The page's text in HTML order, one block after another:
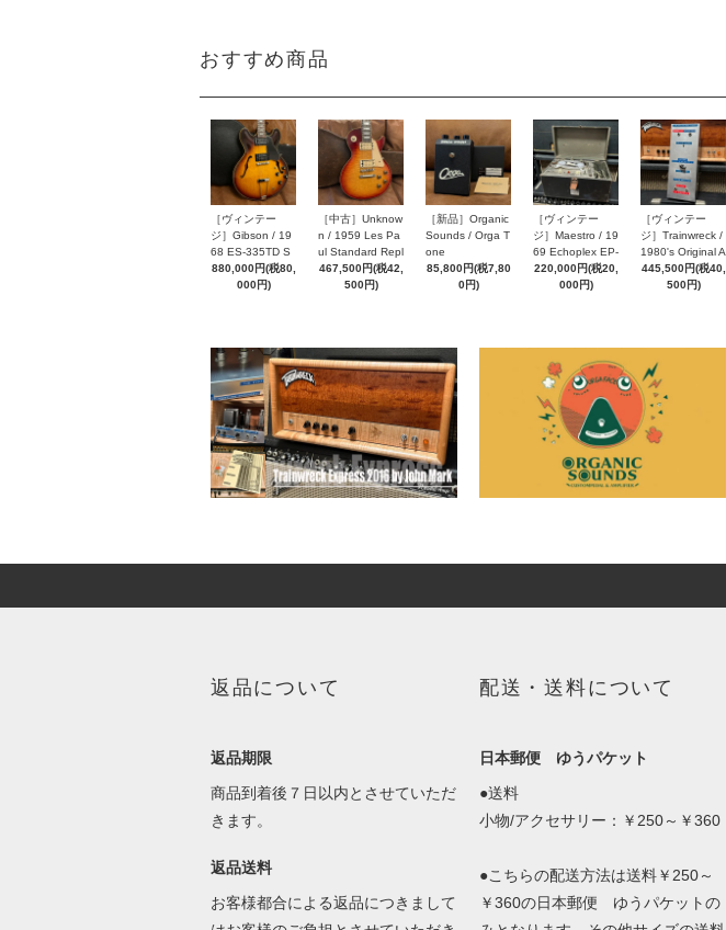
おすすめ商品
［ヴィンテー
ジ］Gibson / 19
68 ES-335TD S
unburst
880,000円(税80,
000円)
［中古］Unknow
n / 1959 Les Pa
ul Standard Repl
ica Brillbate Refi
nish Sunburst To
467,500円(税42,
500円)
［新品］Organic
Sounds / Orga T
one
85,800円(税7,80
0円)
［ヴィンテー
ジ］Maestro / 19
69 Echoplex EP-
2
220,000円(税20,
000円)
［ヴィンテー
ジ］Trainwreck /
1980's Original A
ir Brake Power R
educer SN0009
445,500円(税40,
500円)
返品について
返品期限
商品到着後７日以内とさせていただ
きます。
返品送料
お客様都合による返品につきまして
配送・送料について
日本郵便 ゆうパケット
●送料
小物/アクセサリー：￥250～￥360
●こちらの配送方法は送料￥250～
￥360の日本郵便 ゆうパケットの